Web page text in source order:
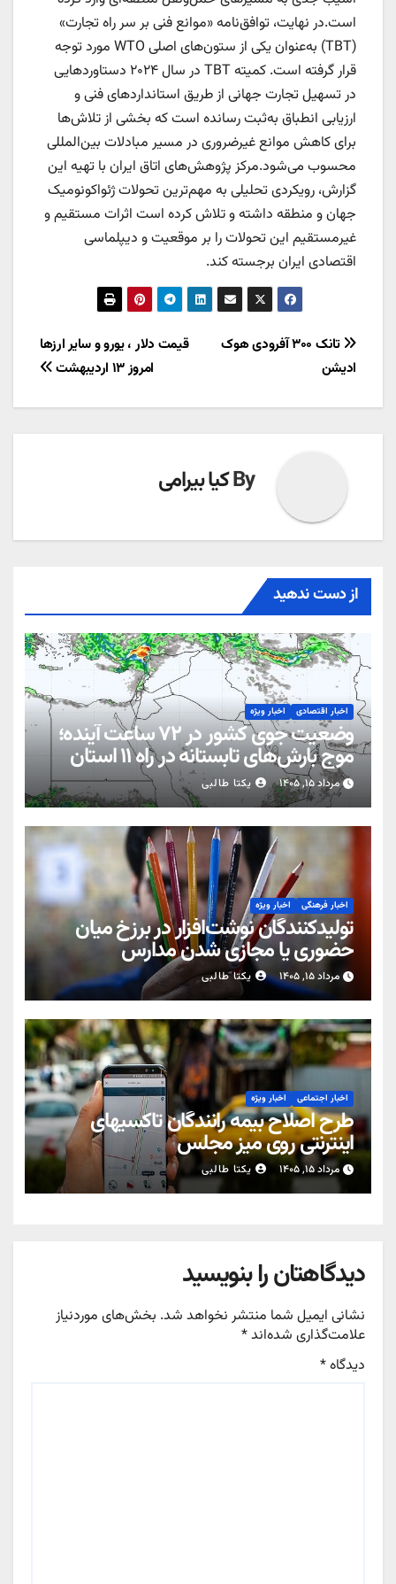
است.در نهایت، توافق‌نامه «موانع فنی بر سر راه تجارت»
(TBT) به‌عنوان یکی از ستون‌های اصلی WTO مورد توجه
قرار گرفته است. کمیته TBT در سال ۲۰۲۴ دستاورد‌هایی
در تسهیل تجارت جهانی از طریق استاندارد‌های فنی و
ارزیابی انطباق به‌ثبت رسانده است که بخشی از تلاش‌ها
برای کاهش موانع غیرضروری در مسیر مبادلات بین‌المللی
محسوب می‌شود.مرکز پژوهش‌های اتاق ایران با تهیه این
گزارش، رویکردی تحلیلی به مهم‌ترین تحولات ژئواکونومیک
جهان و منطقه داشته و تلاش کرده است اثرات مستقیم و
غیرمستقیم این تحولات را بر موقعیت و دیپلماسی
اقتصادی ایران برجسته کند.
راهبری
نوشته
قیمت دلار ، یورو و سایر ارزها
امروز ۱۳ اردیبهشت
تانک ۳۰۰ آفرودی هوک
ادیشن
Byکیا بیرامی
از دست ندهید
اخبار اقتصادی اخبار ویژه
وضعیت جوی کشور در ۷۲ ساعت آینده؛
موج بارش‌های تابستانه در راه ۱۱ استان
مرداد ۱۵, ۱۴۰۵ یکتا طالبی
اخبار فرهنگی اخبار ویژه
تولیدکنندگان نوشت‌افزار در برزخ میان
حضوری یا مجازی شدن مدارس
مرداد ۱۵, ۱۴۰۵ یکتا طالبی
اخبار اجتماعی اخبار ویژه
طرح اصلاح بیمه رانندگان تاکسیهای
اینترنتی روی میز مجلس
مرداد ۱۵, ۱۴۰۵ یکتا طالبی
دیدگاهتان را بنویسید
نشانی ایمیل شما منتشر نخواهد شد. بخش‌های موردنیاز
علامت‌گذاری شده‌اند*
دیدگاه*